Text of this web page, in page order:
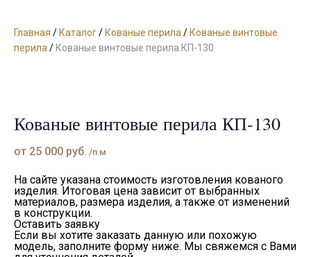
Главная /Каталог/Кованые перила /Кованые винтовые
перила /Кованые винтовые перила КП-130
Кованые винтовые перила КП-130
от 25 000 руб. /п.м
На сайте указана стоимость изготовления кованого
изделия. Итоговая цена зависит от выбранных
материалов, размера изделия, а также от изменений
в конструкции.
Оставить заявку
Если вы хотите заказать данную или похожую
модель, заполните форму ниже. Мы свяжемся с Вами